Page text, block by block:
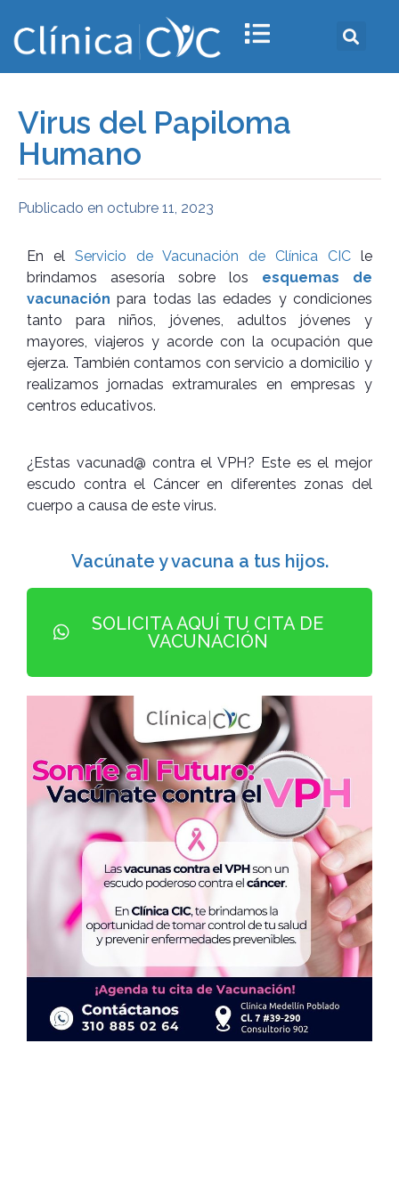
Virus del Papiloma
Humano
Publicado en octubre 11, 2023
En el Servicio de Vacunación de Clínica CIC le
brindamos asesoría sobre los esquemas de
vacunación para todas las edades y condiciones
tanto para niños, jóvenes, adultos jóvenes y
mayores, viajeros y acorde con la ocupación que
ejerza. También contamos con servicio a domicilio y
realizamos jornadas extramurales en empresas y
centros educativos.
¿Estas vacunad@ contra el VPH? Este es el mejor
escudo contra el Cáncer en diferentes zonas del
cuerpo a causa de este virus.
Vacúnate y vacuna a tus hijos.
SOLICITA AQUÍ TU CITA DE
VACUNACIÓN